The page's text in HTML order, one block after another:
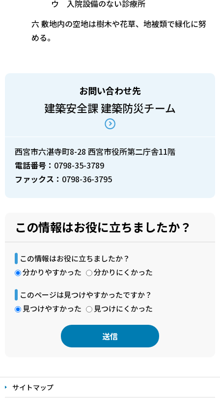
ウ 入院設備のない診療所
六 敷地内の空地は樹木や花草、地被類で緑化に努
める。
お問い合わせ先
建築安全課 建築防災チーム
西宮市六湛寺町8-28 西宮市役所第二庁舎11階
電話番号： 0798-35-3789
ファックス： 0798-36-3795
この情報はお役に立ちましたか？
この情報はお役に立ちましたか？
分かりやすかった
分かりにくかった
このページは見つけやすかったですか？
見つけやすかった
見つけにくかった
文
こ サイトマップ